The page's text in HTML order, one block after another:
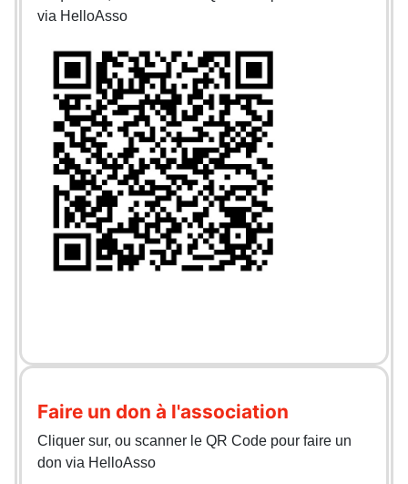
via HelloAsso
Faire un don à l'association
Cliquer sur, ou scanner le QR Code pour faire un
don via HelloAsso